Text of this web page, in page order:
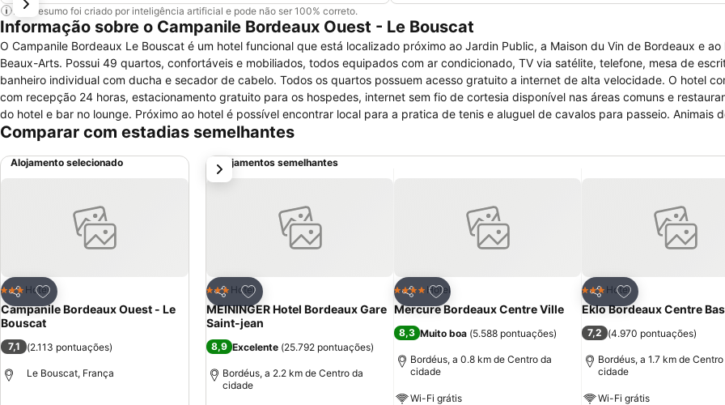
Este resumo foi criado por inteligência artificial e pode não ser 100% correto.
Informação sobre o Campanile Bordeaux Ouest - Le Bouscat
O Campanile Bordeaux Le Bouscat é um hotel funcional que está localizado próximo ao Jardin Public, a Maison du Vin de Bordeaux e ao
Beaux-Arts. Possui 49 quartos, confortáveis e mobiliados, todos equipados com ar condicionado, TV via satélite, telefone, mesa de
banheiro individual com ducha e secador de cabelo. Todos os quartos possuem acesso gratuito a internet de alta velocidade. O hotel
com recepção 24 horas, estacionamento gratuito para os hospedes, internet sem fio de cortesia disponível nas áreas comuns e
do hotel e bar no lounge. Próximo ao hotel é possível encontrar local para a pratica de tenis e aluguel de cavalos para passeio. Animais
são aceitos mediante pagamento de uma taxa.
Comparar com estadias semelhantes
Alojamento selecionado
Partilhar
Adicionar aos favoritos
3 Estrelas
Hotel
Campanile Bordeaux Ouest - Le
Bouscat
7,1 (2.113 pontuações)
Le Bouscat, França
Alojamentos semelhantes
Partilhar
Adicionar aos favoritos
3 Estrelas
Hotel
MEININGER Hotel Bordeaux Gare
Saint-jean
8,9 Excelente (25.792 pontuações)
Bordéus, a 2.2 km de Centro da
cidade
Partilhar
Adicionar aos favoritos
4 EstrelasHotel
Mercure Bordeaux Centre Ville
8,3 Muito boa (5.588 pontuações)
Bordéus, a 0.8 km de Centro da
cidade
Wi-Fi grátis
Partilhar
Adicionar aos
3 Estrelas
Hotel
Eklo Bordeaux Centre
7,2 (4.970 pontuações)
Bordéus, a 1.7 km de Centro
cidade
Wi-Fi grátis
próximo